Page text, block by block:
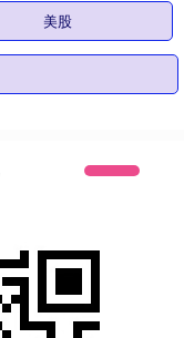
美股